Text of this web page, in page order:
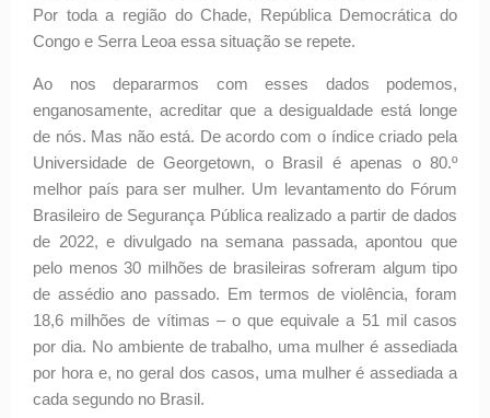
Por toda a região do Chade, República Democrática do
Congo e Serra Leoa essa situação se repete.
Ao nos depararmos com esses dados podemos,
enganosamente, acreditar que a desigualdade está longe
de nós. Mas não está. De acordo com o índice criado pela
Universidade de Georgetown, o Brasil é apenas o 80.º
melhor país para ser mulher. Um levantamento do Fórum
Brasileiro de Segurança Pública realizado a partir de dados
de 2022, e divulgado na semana passada, apontou que
pelo menos 30 milhões de brasileiras sofreram algum tipo
de assédio ano passado. Em termos de violência, foram
18,6 milhões de vítimas – o que equivale a 51 mil casos
por dia. No ambiente de trabalho, uma mulher é assediada
por hora e, no geral dos casos, uma mulher é assediada a
cada segundo no Brasil.